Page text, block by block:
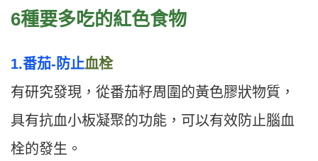
6種要多吃的紅色食物
1.番茄-防止血栓
有研究發現，從番茄籽周圍的黃色膠狀物質，
具有抗血小板凝聚的功能，可以有效防止腦血
栓的發生。